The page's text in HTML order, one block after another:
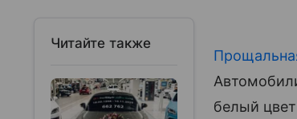
Читайте также
белый